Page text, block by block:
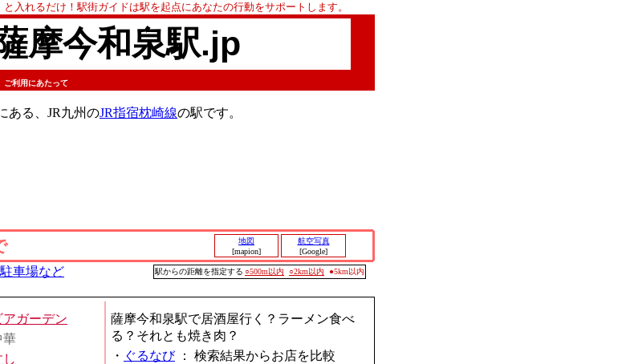
入れるだけ！駅街ガイドは駅を起点にあなたの行動をサポートします。
摩今和泉駅.jp
ご利用にあたって
ある、JR九州のJR指宿枕崎線の駅です。
地図
[mapion]
航空写真
[Google]
車場など 駅からの距離を指定する ○500m以内 ○2km以内 ●5km以内
アガーデン
華
し
薩摩今和泉駅で居酒屋行く？ラーメン食べ
る？それとも焼き肉？
・ ぐるなび： 検索結果からお店を比較